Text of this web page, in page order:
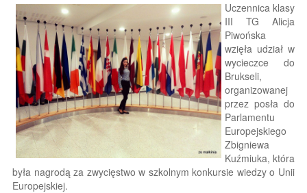
Uczennica klasy
III TG Alicja
Piwońska
wzięła udział w
wycieczce do
Brukseli,
organizowanej
przez posła do
Parlamentu
Europejskiego
Zbigniewa
Kuźmiuka, która
była nagrodą za zwycięstwo w szkolnym konkursie wiedzy o Unii
Europejskiej.